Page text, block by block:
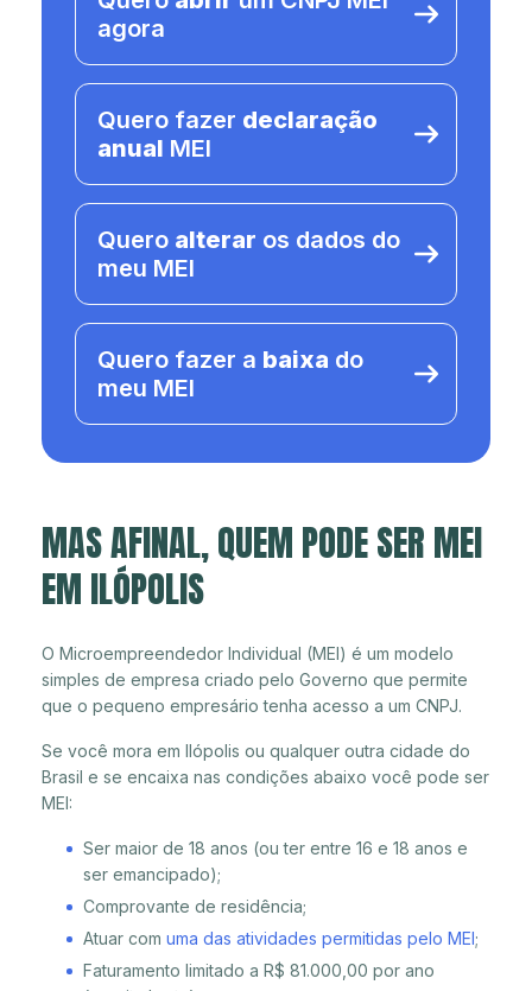
agora
Quero fazer declaração
anual MEI
Quero alterar os dados do
meu MEI
Quero fazer a baixa do
meu MEI
MAS AFINAL, QUEM PODE SER MEI
EM ILÓPOLIS
O Microempreendedor Individual (MEI) é um modelo
simples de empresa criado pelo Governo que permite
que o pequeno empresário tenha acesso a um CNPJ.
Se você mora em Ilópolis ou qualquer outra cidade do
Brasil e se encaixa nas condições abaixo você pode ser
MEI:
Ser maior de 18 anos (ou ter entre 16 e 18 anos e
ser emancipado);
Comprovante de residência;
Atuar com uma das atividades permitidas pelo MEI;
Faturamento limitado a R$ 81.000,00 por ano